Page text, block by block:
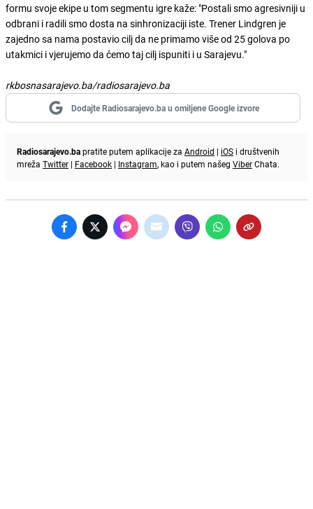
formu svoje ekipe u tom segmentu igre kaže: "Postali smo agresivniji u
odbrani i radili smo dosta na sinhronizaciji iste. Trener Lindgren je
zajedno sa nama postavio cilj da ne primamo više od 25 golova po
utakmici i vjerujemo da ćemo taj cilj ispuniti i u Sarajevu."
rkbosnasarajevo.ba/radiosarajevo.ba
Dodajte Radiosarajevo.ba u omiljene Google izvore
Radiosarajevo.bapratite putem aplikacije za Android | iOS i društvenih
mreža Twitter | Facebook | Instagram, kao i putem našeg ViberChata.